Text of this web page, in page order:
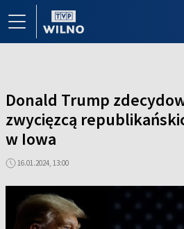
Donald Trump
zwycięzcą
w Iowa
16.01.2024, 13:00